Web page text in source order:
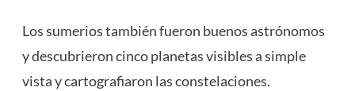
Los sumerios también fueron buenos astrónomos
y descubrieron cinco planetas visibles a simple
vista y cartografiaron las constelaciones.